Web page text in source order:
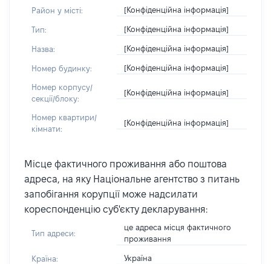
Район у місті: [Конфіденційна інформація]
Тип: [Конфіденційна інформація]
Назва: [Конфіденційна інформація]
Номер будинку: [Конфіденційна інформація]
Номер корпусу/
секції/блоку:
[Конфіденційна інформація]
Номер квартири/
кімнати:
[Конфіденційна інформація]
Місце фактичного проживання або поштова
адреса, на яку Національне агентство з питань
запобігання корупції може надсилати
кореспонденцію суб'єкту декларування:
Тип адреси:
це адреса місця фактичного
проживання
Країна: Україна